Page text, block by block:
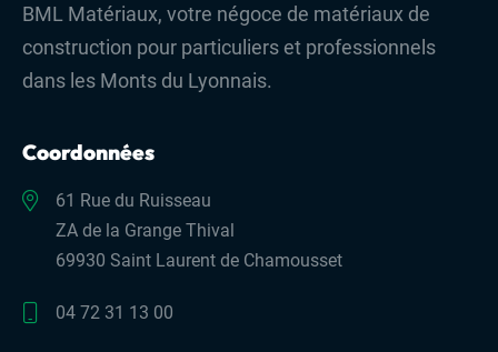
BML Matériaux, votre négoce de matériaux de
construction pour particuliers et professionnels
dans les Monts du Lyonnais.
Coordonnées
61 Rue du Ruisseau
ZA de la Grange Thival
69930 Saint Laurent de Chamousset
04 72 31 13 00